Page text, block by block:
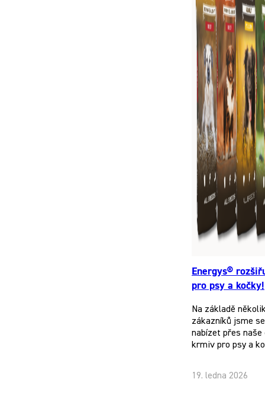
Energys®
pro psy a kočky!
Na základě
zákazníků jsme
nabízet přes
krmiv pro psy a
19. ledna 2026